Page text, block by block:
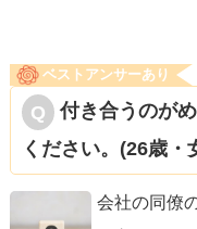
ベストアンサーあり
付き合うのが
ください。(26歳・
会社の同僚